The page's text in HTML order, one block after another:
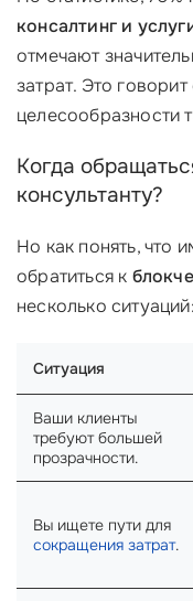
консалтинг и
отмечают
затрат. Это
целесообразности
Когда
консультанту?
Но как понять, что
обратиться к
несколько ситуаций:
Ситуация
Ваши клиенты
требуют большей
прозрачности.
Вы ищете пути для
сокращения затрат.